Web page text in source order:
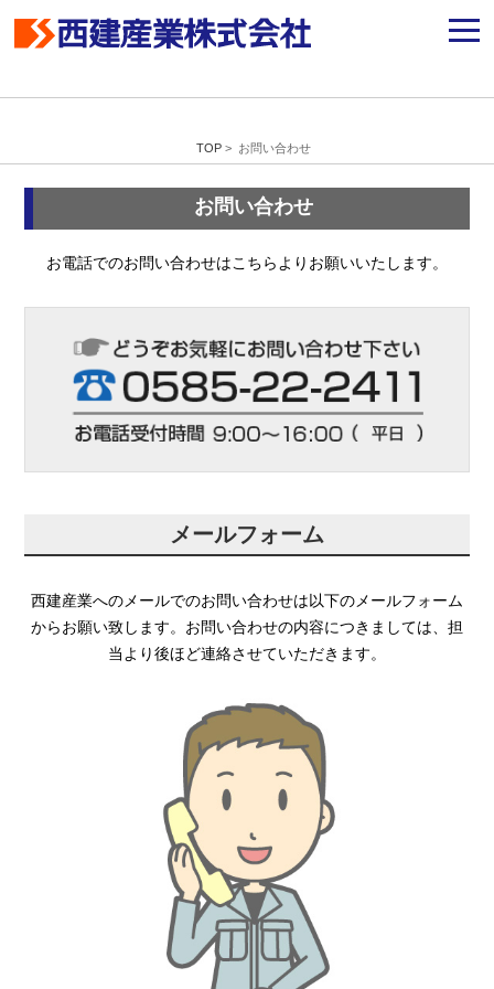
TOP> お問い合わせ
お問い合わせ
お電話でのお問い合わせはこちらよりお願いいたします。
メールフォーム
西建産業へのメールでのお問い合わせは以下のメールフォーム
からお願い致します。お問い合わせの内容につきましては、担
当より後ほど連絡させていただきます。